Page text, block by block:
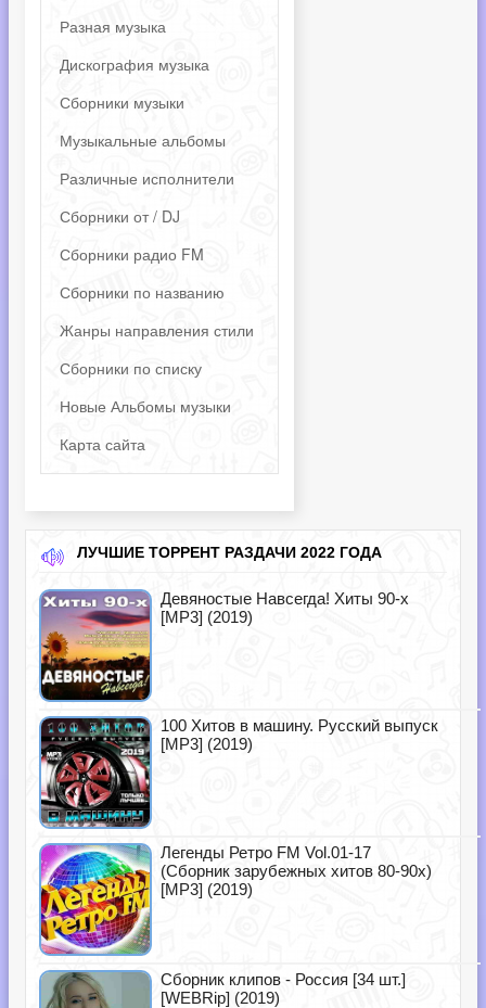
Разная музыка
Дискография музыка
Сборники музыки
Музыкальные альбомы
Различные исполнители
Сборники от / DJ
Сборники радио FM
Сборники по названию
Жанры направления стили
Сборники по списку
Новые Альбомы музыки
Карта сайта
ЛУЧШИЕ ТОРРЕНТ РАЗДАЧИ 2022 ГОДА
Девяностые Навсегда! Хиты 90-х
[MP3] (2019)
100 Хитов в машину. Русский выпуск
[MP3] (2019)
Легенды Ретро FM Vol.01-17
(Сборник зарубежных хитов 80-90х)
[MP3] (2019)
Сборник клипов - Россия [34 шт.]
[WEBRip] (2019)